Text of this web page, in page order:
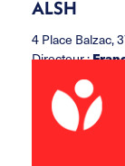
ALSH
4 Place Balzac,
Directeur :
02.47.30.37.06
06.11.33.47.85